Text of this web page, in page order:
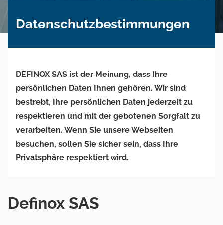
Datenschutzbestimmungen
DEFINOX SAS ist der Meinung, dass Ihre
persönlichen Daten Ihnen gehören. Wir sind
bestrebt, Ihre persönlichen Daten jederzeit zu
respektieren und mit der gebotenen Sorgfalt zu
verarbeiten. Wenn Sie unsere Webseiten
besuchen, sollen Sie sicher sein, dass Ihre
Privatsphäre respektiert wird.
Definox SAS